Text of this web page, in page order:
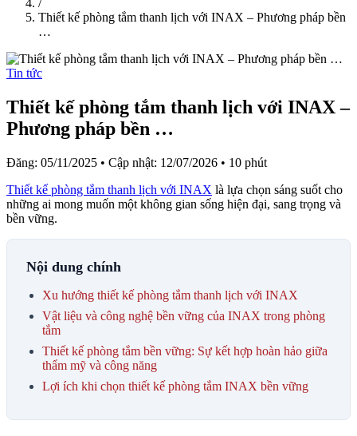
/
Thiết kế phòng tắm thanh lịch với INAX – Phương pháp bền
…
Tin tức
Thiết kế phòng tắm thanh lịch với INAX –
Phương pháp bền …
Đăng: 05/11/2025 • Cập nhật: 12/07/2026 • 10 phút
Thiết kế phòng tắm thanh lịch với INAX là lựa chọn sáng suốt cho
những ai mong muốn một không gian sống hiện đại, sang trọng và
bền vững.
Nội dung chính
Xu hướng thiết kế phòng tắm thanh lịch với INAX
Vật liệu và công nghệ bền vững của INAX trong phòng
tắm
Thiết kế phòng tắm bền vững: Sự kết hợp hoàn hảo giữa
thẩm mỹ và công năng
Lợi ích khi chọn thiết kế phòng tắm INAX bền vững